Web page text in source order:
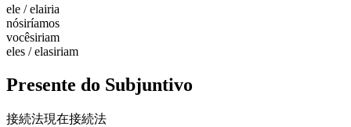
ele / elairia
nósiríamos
vocêsiriam
eles / elasiriam
Presente do Subjuntivo
接続法現在接続法